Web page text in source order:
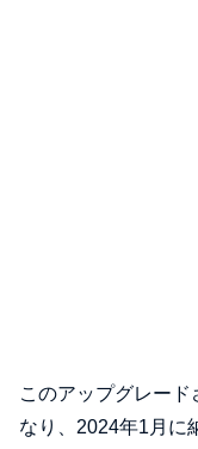
このアップグレー
なり、2024年1月に